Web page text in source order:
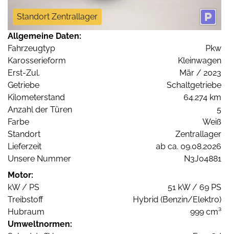
Standort Zentrallager
Allgemeine Daten:
Fahrzeugtyp
Pkw
Karosserieform
Kleinwagen
Erst-Zul.
Mär / 2023
Getriebe
Schaltgetriebe
Kilometerstand
64.274 km
Anzahl der Türen
5
Farbe
Weiß
Standort
Zentrallager
Lieferzeit
ab ca. 09.08.2026
Unsere Nummer
N3J04881
Motor:
kW / PS
51 kW / 69 PS
Treibstoff
Hybrid (Benzin/Elektro)
Hubraum
999 cm³
Umweltnormen: